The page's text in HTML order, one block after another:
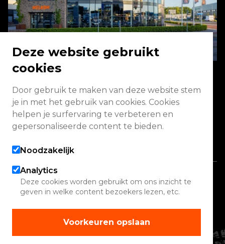
Energieweg 2 3771 NA Barneveld
Vandaag geopend van 08:00 - 17:00
Copyright 2026 Quadwinkel
Cookie instellingen
Contact
Deze website gebruikt
cookies
Door gebruik te maken van deze website stem
je in met het gebruik van cookies. Cookies
helpen je surfervaring te verbeteren en
gepersonaliseerde content te bieden.
Noodzakelijk
Analytics
Deze cookies worden gebruikt om ons inzicht te
geven in welke content bezoekers lezen, etc.
Voorkeuren opslaan